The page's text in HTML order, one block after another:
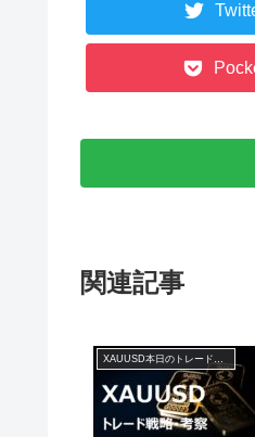
関連記事
XAUUSD本日のトレード戦略と考察